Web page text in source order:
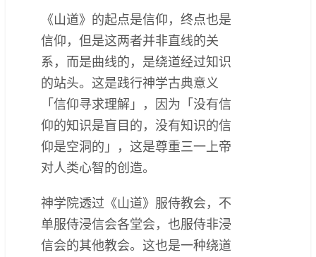
《山道》的起点是信仰，终点也是
信仰，但是这两者并非直线的关
系，而是曲线的，是绕道经过知识
的站头。这是践行神学古典意义
「信仰寻求理解」，因为「没有信
仰的知识是盲目的，没有知识的信
仰是空洞的」，这是尊重三一上帝
对人类心智的创造。
神学院透过《山道》服侍教会，不
单服侍浸信会各堂会，也服侍非浸
信会的其他教会。这也是一种绕道